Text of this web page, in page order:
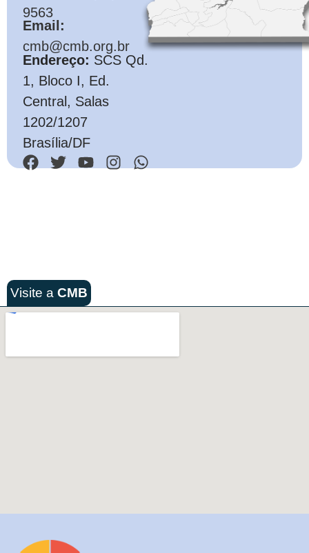
9563
Email:
cmb@cmb.org.br
Endereço: SCS Qd.
1, Bloco I, Ed.
Central, Salas
1202/1207
Brasília/DF
Visite a CMB